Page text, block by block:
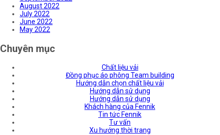
August 2022
July 2022
June 2022
May 2022
Chuyên mục
Chất liệu vải
Đồng phục áo phông Team building
Hướng dẫn chọn chất liệu vải
Hướng dẫn sử dụng
Hướng dẫn sử dụng
Khách hàng của Fennik
Tin tức Fennik
Tư vấn
Xu hướng thời trang